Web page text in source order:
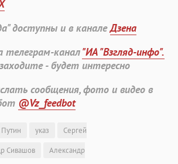
доступны и в каналеДзена
телеграм-канал"ИА "Взгляд-инфо".
- будет интересно
сообщения, фото и видео в
@Vz_feedbot
указ
Сергей
Сивашов
Александр